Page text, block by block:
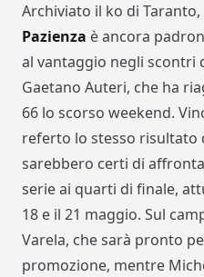
Archiviato il ko di Taranto,
Pazienza è ancora
al vantaggio negli scontri
Gaetano Auteri, che ha
66 lo scorso weekend.
referto lo stesso risultato
sarebbero certi di
serie ai quarti di finale,
18 e il 21 maggio. Sul
Varela, che sarà pronto
promozione, mentre